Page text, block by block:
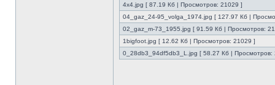
4x4.jpg [ 87.19 Кб | Просмотров: 21029 ]
04_gaz_24-95_volga_1974.jpg [ 127.97 Кб |
02_gaz_m-73_1955.jpg [ 91.59 Кб | Просмотров:
1bigfoot.jpg [ 12.62 Кб | Просмотров: 21029 ]
0_28db3_94df5db3_L.jpg [ 58.27 Кб | Просмотров: